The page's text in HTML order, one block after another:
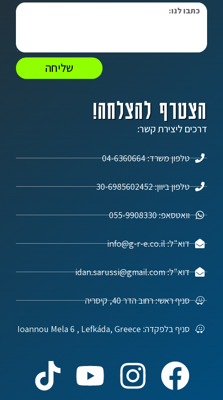
הצטרף להצלחה!
דרכים ליצירת קשר:
טלפון משרד: 04-6360664
טלפון ביוון: 30-6985602452
וואטסאפ: 055-9908330
דוא"ל: info@g-r-e.co.il
דוא"ל: idan.sarussi@gmail.com
סניף ראשי: רחוב הדר 40, קיסריה
סניף בלפקדה: Ioannou Mela 6 , Lefkáda, Greece
שליחה